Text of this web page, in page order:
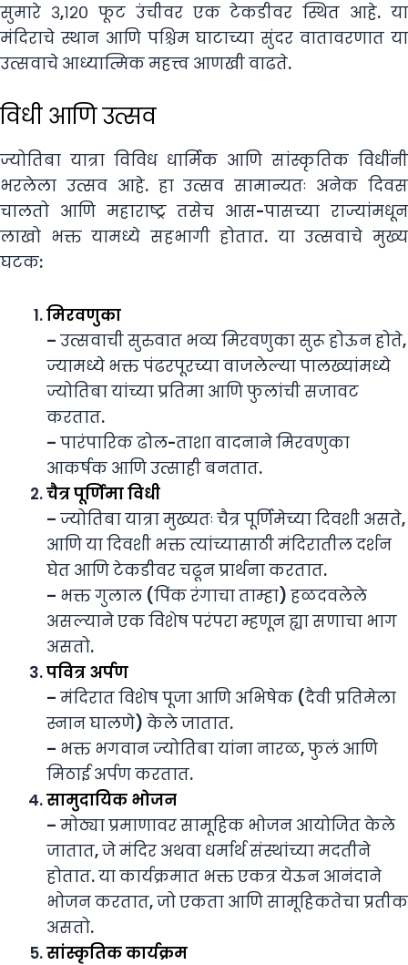
सुमारे ३,१२० फूट उंचीवर एक टेकडीवर स्थित आहे. या
मंदिराचे स्थान आणि पश्चिम घाटाच्या सुंदर वातावरणात या
उत्सवाचे आध्यात्मिक महत्त्व आणखी वाढते.
विधी आणि उत्सव
ज्योतिबा यात्रा विविध धार्मिक आणि सांस्कृतिक विधींनी
भरलेला उत्सव आहे. हा उत्सव सामान्यतः अनेक दिवस
चालतो आणि महाराष्ट्र तसेच आस-पासच्या राज्यांमधून
लाखो भक्त यामध्ये सहभागी होतात. या उत्सवाचे मुख्य
घटक:
मिरवणुका
– उत्सवाची सुरुवात भव्य मिरवणुका सुरू होऊन होते,
ज्यामध्ये भक्त पंढरपूरच्या वाजलेल्या पालख्यांमध्ये
ज्योतिबा यांच्या प्रतिमा आणि फुलांची सजावट
करतात.
– पारंपारिक ढोल-ताशा वादनाने मिरवणुका
आकर्षक आणि उत्साही बनतात.
चैत्र पूर्णिमा विधी
– ज्योतिबा यात्रा मुख्यतः चैत्र पूर्णिमेच्या दिवशी असते,
आणि या दिवशी भक्त त्यांच्यासाठी मंदिरातील दर्शन
घेत आणि टेकडीवर चढून प्रार्थना करतात.
– भक्त गुलाल (पिंक रंगाचा ताम्हा) हळदवलेले
असल्याने एक विशेष परंपरा म्हणून ह्या सणाचा भाग
असतो.
पवित्र अर्पण
– मंदिरात विशेष पूजा आणि अभिषेक (दैवी प्रतिमेला
स्नान घालणे) केले जातात.
– भक्त भगवान ज्योतिबा यांना नारळ, फुलं आणि
मिठाई अर्पण करतात.
सामुदायिक भोजन
– मोठ्या प्रमाणावर सामूहिक भोजन आयोजित केले
जातात, जे मंदिर अथवा धर्मार्थ संस्थांच्या मदतीने
होतात. या कार्यक्रमात भक्त एकत्र येऊन आनंदाने
भोजन करतात, जो एकता आणि सामूहिकतेचा प्रतीक
असतो.
सांस्कृतिक कार्यक्रम